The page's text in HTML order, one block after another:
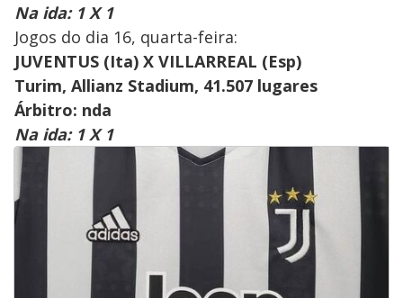
Na ida: 1 X 1
Jogos do dia 16, quarta-feira:
JUVENTUS (Ita) X VILLARREAL (Esp)
Turim, Allianz Stadium, 41.507 lugares
Árbitro: nda
Na ida: 1 X 1